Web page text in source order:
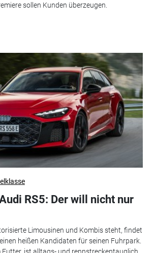
sollen Kunden überzeugen.
RS5: Der will nicht nur
Limousinen und Kombis steht, findet
heißen Kandidaten für seinen Fuhrpark.